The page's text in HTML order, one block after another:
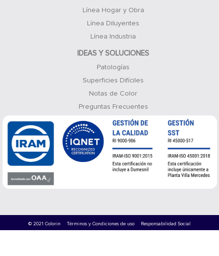
Línea Hogar y Obra
Línea Diluyentes
Línea Industria
IDEAS Y SOLUCIONES
Patologías
Superficies Difíciles
Notas de Color
Preguntas Frecuentes
© 2021 Colorin Términos y Condiciones de uso Responsabilidad Social